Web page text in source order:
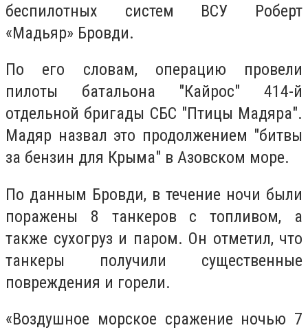
беспилотных систем ВСУ Роберт
«Мадьяр» Бровди.
По его словам, операцию провели
пилоты батальона "Кайрос" 414-й
отдельной бригады СБС "Птицы Мадяра".
Мадяр назвал это продолжением "битвы
за бензин для Крыма" в Азовском море.
По данным Бровди, в течение ночи были
поражены 8 танкеров с топливом, а
также сухогруз и паром. Он отметил, что
танкеры получили существенные
повреждения и горели.
«Воздушное морское сражение ночью 7